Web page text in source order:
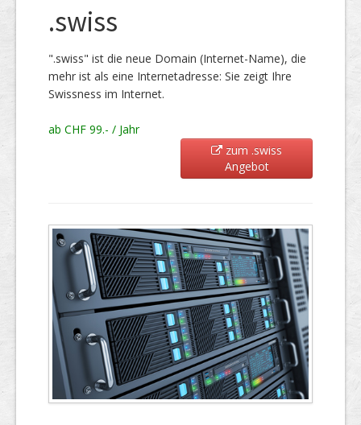
.swiss
".swiss" ist die neue Domain (Internet-Name), die
mehr ist als eine Internetadresse: Sie zeigt Ihre
Swissness im Internet.
ab CHF 99.- / Jahr
zum .swiss
Angebot